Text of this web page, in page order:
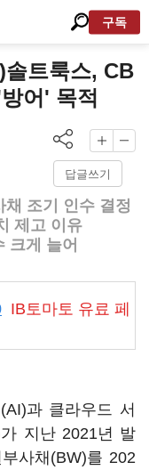
구독
트룩스, CB
어' 목적
답글쓰기
채 조기 인수 결정
제고 이유
크게 늘어
IB토마토 유료 페
과 클라우드 서
가 지난 2021년 발
사채(BW)를 202